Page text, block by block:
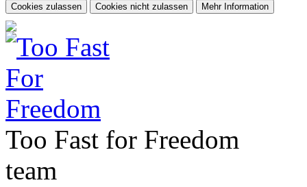
Too Fast for Freedom
team